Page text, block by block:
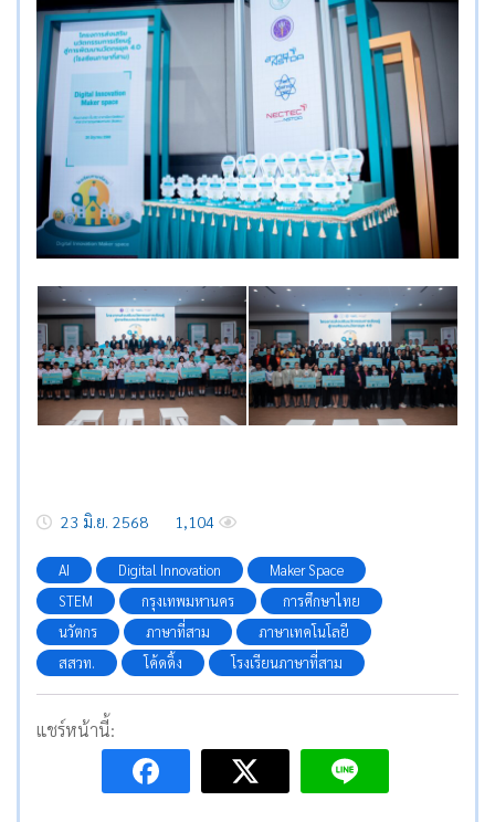
23 มิ.ย. 2568 1,104
AI Digital Innovation
Maker Space
STEM
กรุงเทพมหานคร
การศึกษาไทย
นวัตกร
ภาษาที่สาม
ภาษาเทคโนโลยี
สสวท.
โค้ดดิ้ง โรงเรียนภาษาที่สาม
แชร์หน้านี้: